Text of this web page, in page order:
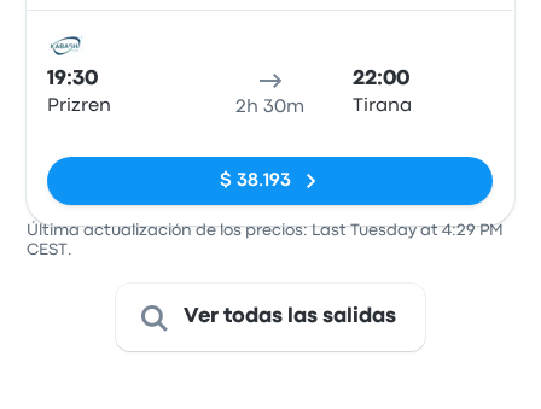
19:30
Prizren 2h 30m
22:00
Tirana
$ 38.193
Última actualización de los precios: Last Tuesday at 4:29 PM
CEST.
Ver todas las salidas